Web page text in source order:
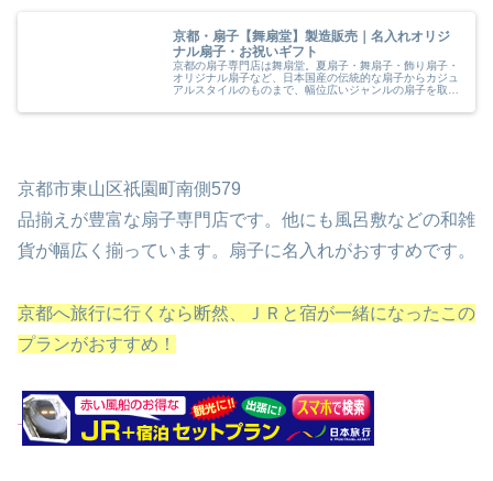
京都・扇子【舞扇堂】製造販売｜名入れオリジ
ナル扇子・お祝いギフト
京都の扇子専門店は舞扇堂。夏扇子・舞扇子・飾り扇子・
オリジナル扇子など、日本国産の伝統的な扇子からカジュ
アルスタイルのものまで、幅位広いジャンルの扇子を取り
の扇子をどうぞ。「レーザー刻印名...
京都市東山区祇園町南側579
品揃えが豊富な扇子専門店です。他にも風呂敷などの和雑
貨が幅広く揃っています。扇子に名入れがおすすめです。
京都へ旅行に行くなら断然、ＪＲと宿が一緒になったこの
プランがおすすめ！